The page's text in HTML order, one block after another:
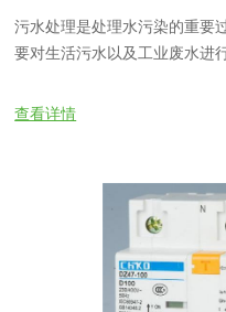
污水处理是处理水污染的重要
要对生活污水以及工业废水进
水对环境的污染。它的目标是
废水的净化处理。在大部分城
物的工业废水会通过污水处理
查看详情